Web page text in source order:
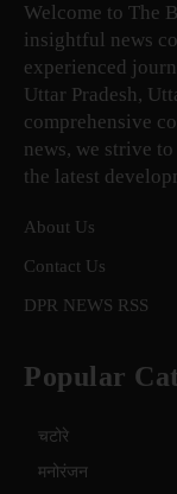
Welcome to The
insightful news
experienced
Uttar Pradesh,
comprehensive
news, we strive
the latest
About Us
Contact Us
DPR NEWS RSS
Popular
चटोरे
मनोरंजन